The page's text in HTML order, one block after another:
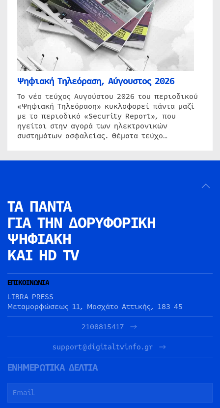
Ψηφιακή Τηλεόραση, Αύγουστος 2026
Το νέο τεύχος Αυγούστου 2026 του περιοδικού
«Ψηφιακή Τηλεόραση» κυκλοφορεί πάντα μαζί
με το περιοδικό «Security Report», που
ηγείται στην αγορά των ηλεκτρονικών
συστημάτων ασφαλείας. Θέματα τεύχο…
ΤΑ ΠΑΝΤΑ
ΓΙΑ ΤΗΝ ΔΟΡΥΦΟΡΙΚΗ
ΨΗΦΙΑΚΗ
ΚΑΙ HD TV
ΕΠΙΚΟΙΝΩΝΙΑ
LIBRA PRESS
Μεταμορφώσεως 11, Μοσχάτο Αττικής, 183 45
2108815417
support@digitaltvinfo.gr
ΕΝΗΜΕΡΩΤΙΚΑ ΔΕΛΤΙΑ